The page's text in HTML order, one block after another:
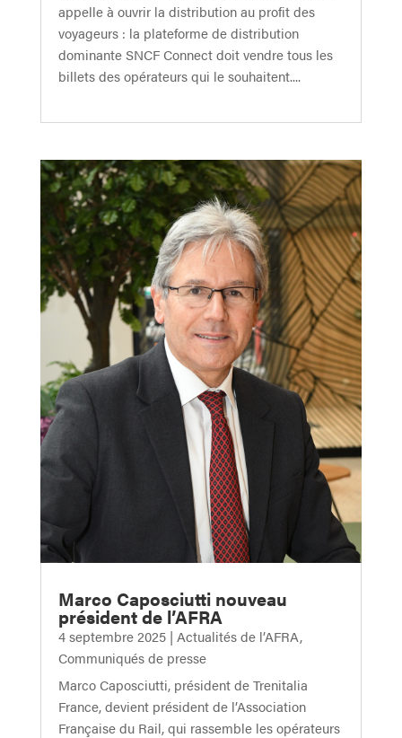
appelle à ouvrir la distribution au profit des
voyageurs : la plateforme de distribution
dominante SNCF Connect doit vendre tous les
billets des opérateurs qui le souhaitent....
Marco Caposciutti nouveau
président de l’AFRA
4 septembre 2025| Actualités de l’AFRA,
Communiqués de presse
Marco Caposciutti, président de Trenitalia
France, devient président de l’Association
Française du Rail, qui rassemble les opérateurs